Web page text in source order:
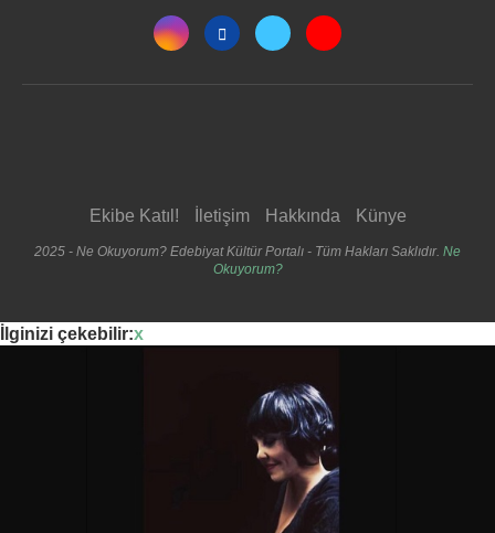
Ekibe Katıl! İletişim Hakkında Künye
2025 - Ne Okuyorum? Edebiyat Kültür Portalı - Tüm Hakları Saklıdır. Ne
Okuyorum?
İlginizi çekebilir:x